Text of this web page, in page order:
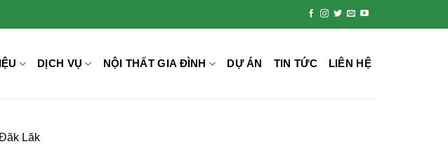
DỊCH VỤ NỘI THẤT GIA ĐÌNH DỰ ÁN TIN TỨC LIÊN HỆ
Lăk